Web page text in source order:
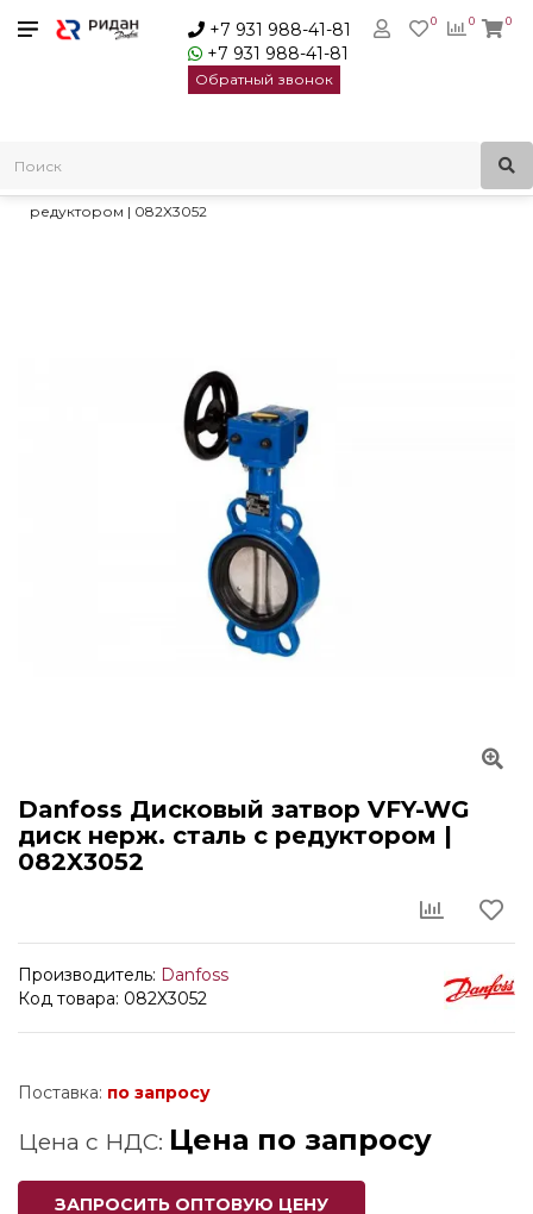
+7 931 988-41-81
+7 931 988-41-81
Обратный звонок
0
0 0
Трубопроводная арматура
редуктором | 082X3052
Danfoss Дисковый затвор VFY-WG
диск нерж. сталь с редуктором |
082X3052
Производитель: Danfoss
Код товара: 082X3052
Поставка: по запросу
Цена с НДС: Цена по запросу
ЗАПРОСИТЬ ОПТОВУЮ ЦЕНУ